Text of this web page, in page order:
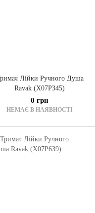
Лійки Ручного Душа
Ravak (X07P345)
0 грн
НЕМАЄ В НАЯВНОСТІ